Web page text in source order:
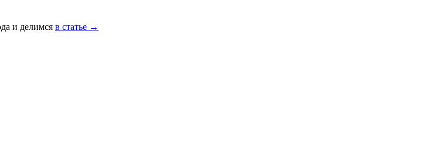
и делимся в статье →